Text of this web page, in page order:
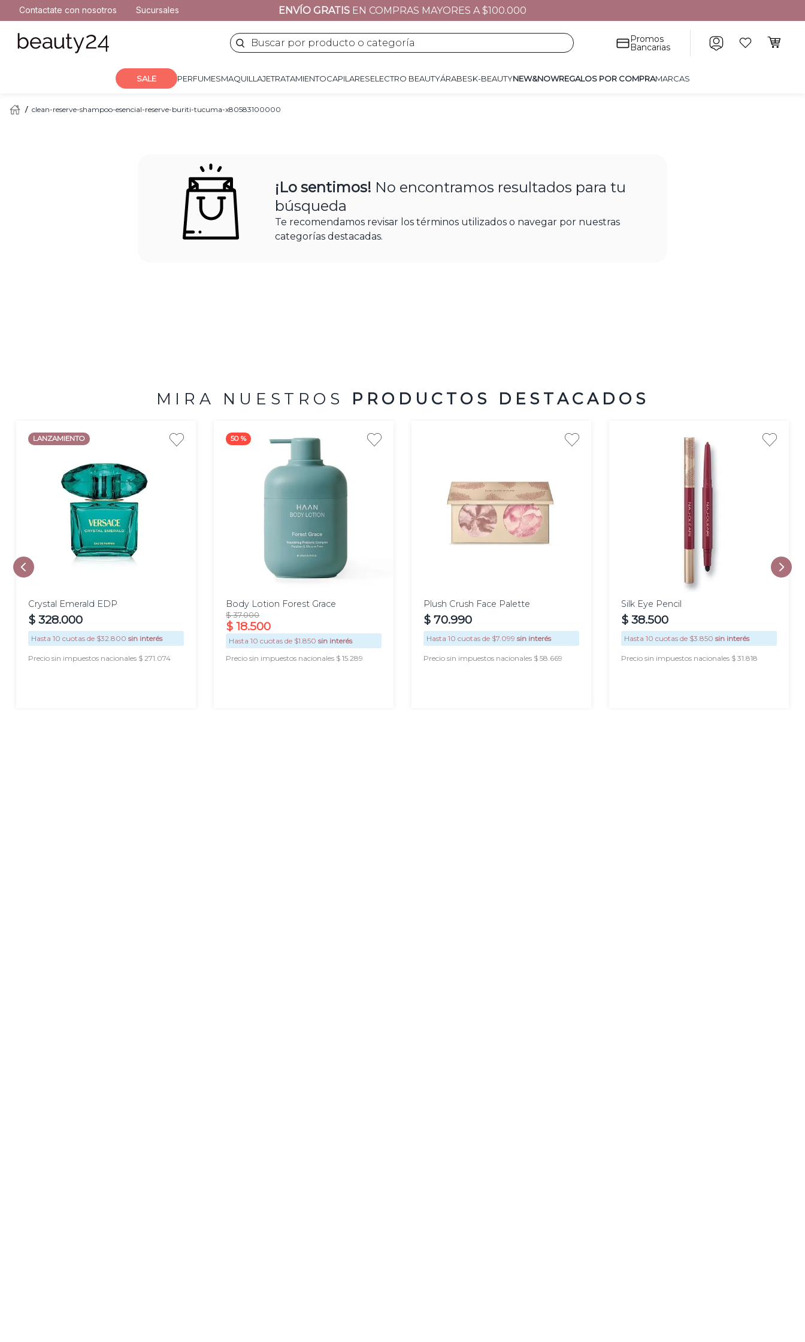
Contactate con nosotros Sucursales ENVÍO GRATIS EN COMPRAS MAYORES A $100.000
Buscar por producto o categoría Promos
Bancarias
SALE PERFUMESMAQUILLAJETRATAMIENTOCAPILARESELECTRO BEAUTYÁRABESK-BEAUTYNEW&NOWREGALOS POR COMPRAMARCAS
clean-reserve-shampoo-esencial-reserve-buriti-tucuma-x80583100000
¡Lo sentimos! No encontramos resultados para tu
búsqueda
Te recomendamos revisar los términos utilizados o navegar por nuestras
categorías destacadas.
MIRA NUESTROS PRODUCTOS DESTACADOS
LANZAMIENTO
Crystal Emerald EDP
$ 328.000
Hasta 10 cuotas de $32.800 sin interés
Precio sin impuestos nacionales $ 271.074
50 %
Body Lotion Forest Grace
$ 37.000
$ 18.500
Hasta 10 cuotas de $1.850 sin interés
Precio sin impuestos nacionales $ 15.289
Plush Crush Face Palette
$ 70.990
Hasta 10 cuotas de $7.099 sin interés
Precio sin impuestos nacionales $ 58.669
Silk Eye Pencil
$ 38.500
Hasta 10 cuotas de $3.850 sin interés
Precio sin impuestos nacionales $ 31.818
2.
moschino
4.
cher